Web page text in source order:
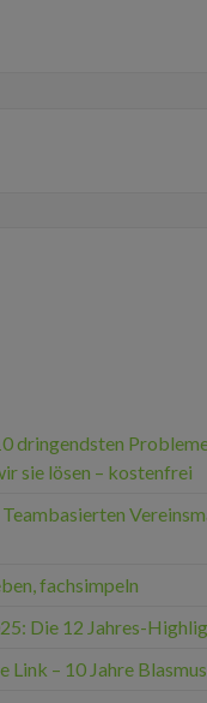
dringendsten
sie lösen – kostenfrei
fachsimpeln
Die 12 Jahres-
Link – 10 Jahre